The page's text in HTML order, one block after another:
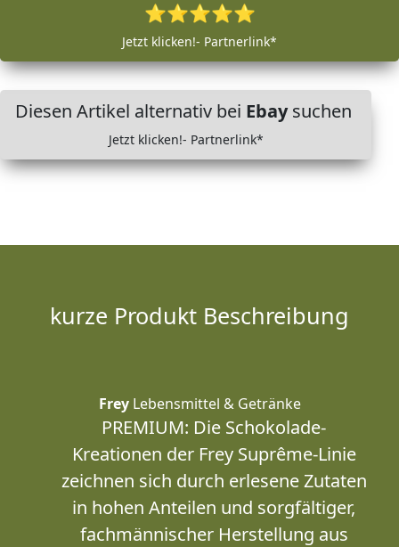
⭐⭐⭐⭐⭐
Jetzt klicken!- Partnerlink*
Diesen Artikel alternativ bei Ebaysuchen
Jetzt klicken!- Partnerlink*
kurze Produkt Beschreibung
FreyLebensmittel & Getränke
PREMIUM: Die Schokolade-
Kreationen der Frey Suprême-Linie
zeichnen sich durch erlesene Zutaten
in hohen Anteilen und sorgfältiger,
fachmännischer Herstellung aus